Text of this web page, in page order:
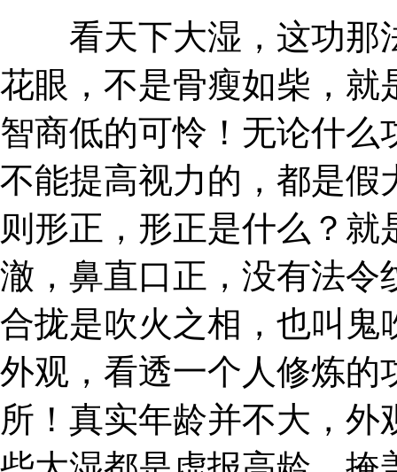
看天下大湿，这功那
花眼，不是骨瘦如柴，就
智商低的可怜！无论什么
不能提高视力的，都是假
则形正，形正是什么？
澈，鼻直口正，没有法令
合拢是吹火之相，也叫鬼
外观，看透一个人修炼的
所！真实年龄并不大，